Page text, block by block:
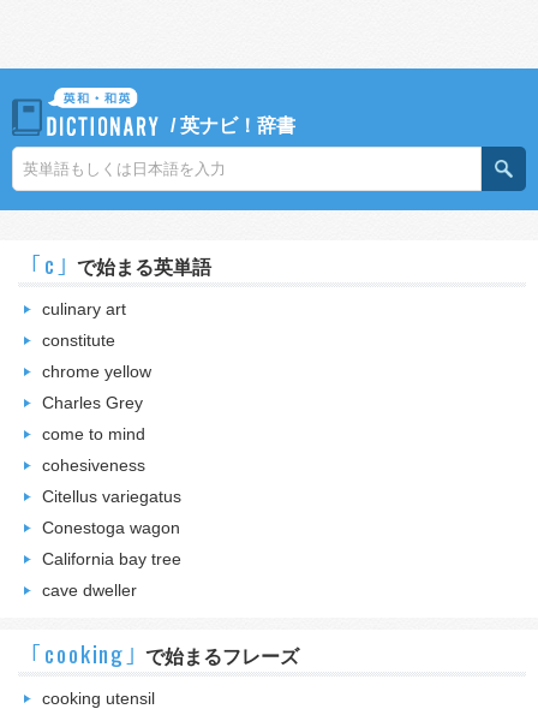
/英ナビ！辞書
｢c｣ で始まる英単語
culinary art
constitute
chrome yellow
Charles Grey
come to mind
cohesiveness
Citellus variegatus
Conestoga wagon
California bay tree
cave dweller
｢cooking｣ で始まるフレーズ
cooking utensil